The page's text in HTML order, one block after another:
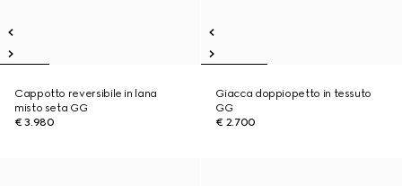
Cappotto reversibile in lana
misto seta GG
€ 3.980
Giacca doppiopetto in tessuto
GG
€ 2.700